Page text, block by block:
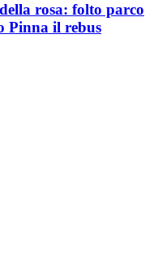
rosa: folto parco
Pinna il rebus